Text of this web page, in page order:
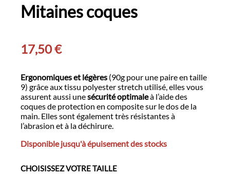
Mitaines coques
17,50€
Ergonomiques et légères (90g pour une paire en taille
9) grâce aux tissu polyester stretch utilisé, elles vous
assurent aussi unesécurité optimaleà l’aide des
coques de protection en composite sur le dos de la
main. Elles sont également très résistantes à
l’abrasion et à la déchirure.
Disponible jusqu'à épuisement des stocks
CHOISISSEZ VOTRE TAILLE